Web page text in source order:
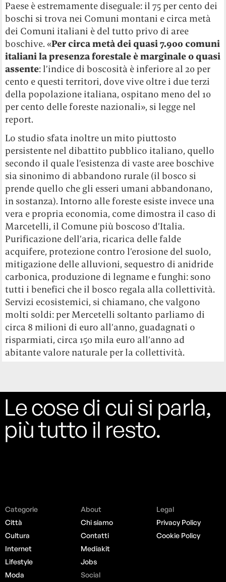
Paese è estremamente diseguale: il 75 per cento dei
boschi si trova nei Comuni montani e circa metà
dei Comuni italiani è del tutto privo di aree
boschive. «Per circa metà dei quasi 7.900 comuni
italiani la presenza forestale è marginale o quasi
assente: l’indice di boscosità è inferiore al 20 per
cento e questi territori, dove vive oltre i due terzi
della popolazione italiana, ospitano meno del 10
per cento delle foreste nazionali», si legge nel
report.
Lo studio sfata inoltre un mito piuttosto
persistente nel dibattito pubblico italiano, quello
secondo il quale l’esistenza di vaste aree boschive
sia sinonimo di abbandono rurale (il bosco si
prende quello che gli esseri umani abbandonano,
in sostanza). Intorno alle foreste esiste invece una
vera e propria economia, come dimostra il caso di
Marcetelli, il Comune più boscoso d’Italia.
Purificazione dell’aria, ricarica delle falde
acquifere, protezione contro l’erosione del suolo,
mitigazione delle alluvioni, sequestro di anidride
carbonica, produzione di legname e funghi: sono
tutti i benefici che il bosco regala alla collettività.
Servizi ecosistemici, si chiamano, che valgono
molti soldi: per Mercetelli soltanto parliamo di
circa 8 milioni di euro all’anno, guadagnati o
risparmiati, circa 150 mila euro all’anno ad
abitante valore naturale per la collettività.
Le cose di cui si parla,
più tutto il resto.
Categorie
Città
Cultura
Internet
Lifestyle
Moda
About
Chi siamo
Contatti
Mediakit
Jobs
Social
Legal
Privacy Policy
Cookie Policy